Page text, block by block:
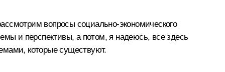
вопросы социально-экономического
и перспективы, а потом, я надеюсь, все здесь
которые существуют.